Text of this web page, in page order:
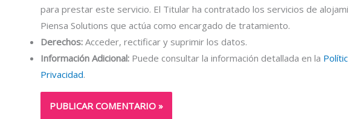
para prestar este servicio. El Titular ha contratado los servicios de
Piensa Solutions que actúa como encargado de tratamiento.
Derechos: Acceder, rectificar y suprimir los datos.
Información Adicional: Puede consultar la información detallada en la
Privacidad.